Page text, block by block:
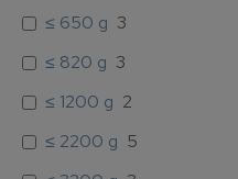
≤ 650 g 3
≤ 820 g 3
≤ 1200 g 2
≤ 2200 g 5